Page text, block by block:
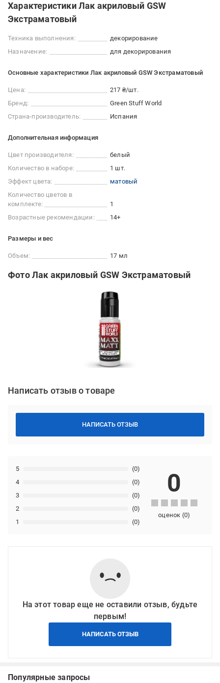
Характеристики Лак акриловый GSW
Экстраматовый
Техника выполнения:
декорирование
Назначение:
для декорирования
Основные характеристики Лак акриловый GSW Экстраматовый
Цена:
217 ₴/шт.
Бренд:
Green Stuff World
Страна-производитель:
Испания
Дополнительная информация
Цвет производителя:
белый
Количество в наборе:
1 шт.
Эффект цвета:
матовый
Количество цветов в
комплекте:
1
Возрастные рекомендации:
14+
Размеры и вес
Объем: 17 мл
Фото Лак акриловый GSW Экстраматовый
Написать отзыв о товаре
НАПИСАТЬ ОТЗЫВ
1 (0)
2 (0)
3 (0)
4 (0)
5 (0)
0
оценок (0)
На этот товар еще не оставили отзыв, будьте
первым!
НАПИСАТЬ ОТЗЫВ
Популярные запросы